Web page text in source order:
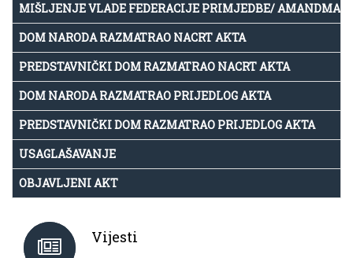
MIŠLJENJE VLADE FEDERACIJE PRIMJEDBE/
DOM NARODA RAZMATRAO NACRT AKTA
PREDSTAVNIČKI DOM RAZMATRAO NACRT AKTA
DOM NARODA RAZMATRAO PRIJEDLOG AKTA
PREDSTAVNIČKI DOM RAZMATRAO PRIJEDLOG AKTA
USAGLAŠAVANJE
OBJAVLJENI AKT
Vijesti